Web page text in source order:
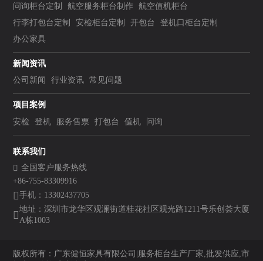
问询柜台定制
航空服务柜台制作 航空值机柜台
行李打包台定制
安检柜台定制 开包台
登机口柜台定制
办公家具
新闻资讯
公司新闻
行业资讯 常见问题
项目案例
安检
登机 服务售票 打包台 值机 问询
联系我们
全国客户服务热线
+86-755-83309916
手机：13302437705
地址：深圳市龙华区观澜街道桂花社区观光路1211号乐创荟大厦
A栋1003
版权所有：广东健恒家具有限公司|服务柜台生产厂家,批发供应,市